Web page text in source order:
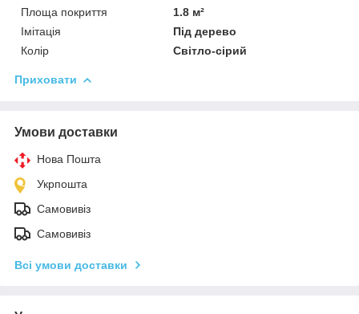
Площа покриття
1.8 м²
Імітація
Під дерево
Колір
Світло-сірий
Приховати
Умови доставки
Нова Пошта
Укрпошта
Самовивіз
Самовивіз
Всі умови доставки